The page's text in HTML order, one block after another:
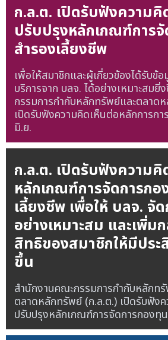
ก.ล.ต. เปิดรับฟังความคิ
ปรับปรุงหลักเกณฑ์การ
สำรองเลี้ยงชีพ
เพื่อให้สมาชิกและผู้เกี่ยวข้องได้รับข้
บริการจาก บลจ. ได้อย่างเหมาะสม
กรรมการกำกับหลักทรัพย์และตลาด
เปิดรับฟังความคิดเห็นต่อหลักการกา
มิ.ย.
ก.ล.ต. เปิดรับฟังความ
หลักเกณฑ์การจัดการกอ
เลี้ยงชีพ เพื่อให้ บลจ. จั
อย่างเหมาะสม และเพิ่ม
สิทธิของสมาชิกให้มีปร
ขึ้น
สำนักงานคณะกรรมการกำกับหลักท
ตลาดหลักทรัพย์ (ก.ล.ต.) เปิดรับฟัง
ปรับปรุงหลักเกณฑ์การจัดการกองทุ